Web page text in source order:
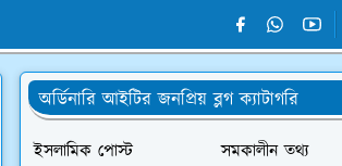
অর্ডিনারি আইটির জনপ্রিয় ব্লগ ক্যাটাগরি
ইসলামিক পোস্ট
সমকালীন তথ্য